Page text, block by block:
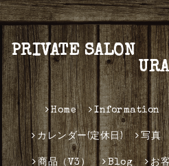
PRIVATE
URA
Home Information
カレンダー(定休日) 写真
商品（V3） Blog お